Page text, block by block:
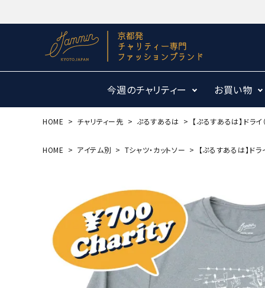
今週のチャリティー お買い物
HOME チャリティー先 ぷるすあるは 【ぷるすあるは】ドラ
HOME アイテム別 Tシャツ・カットソー 【ぷるすあるは】ド